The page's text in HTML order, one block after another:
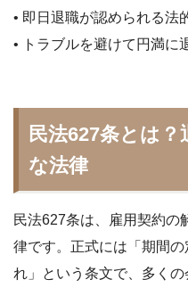
• 即日退職が認められる法
• トラブルを避けて円満に
民法627条とは
な法律
民法627条は、雇用契約の
律です。正式には「期間
れ」という条文で、多くの